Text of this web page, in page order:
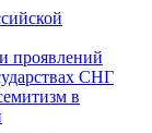
проявлений
СНГ
в